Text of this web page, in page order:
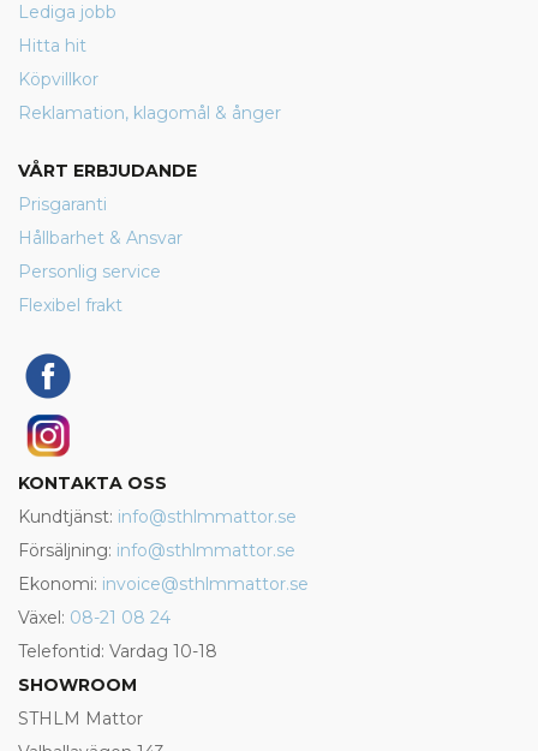
Lediga jobb
Hitta hit
Köpvillkor
Reklamation, klagomål & ånger
VÅRT ERBJUDANDE
Prisgaranti
Hållbarhet & Ansvar
Personlig service
Flexibel frakt
KONTAKTA OSS
Kundtjänst: info@sthlmmattor.se
Försäljning: info@sthlmmattor.se
Ekonomi: invoice@sthlmmattor.se
Växel: 08-21 08 24
Telefontid: Vardag 10-18
SHOWROOM
STHLM Mattor